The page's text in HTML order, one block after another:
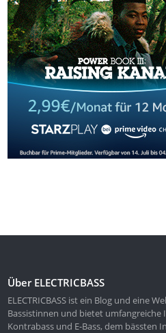
Über ELECTRICBASS
ELECTRICBASS ist ein Blog und eine
Bassistinnen und bietet umfangreiche
Kontrabass und E-Bass, dem bässten